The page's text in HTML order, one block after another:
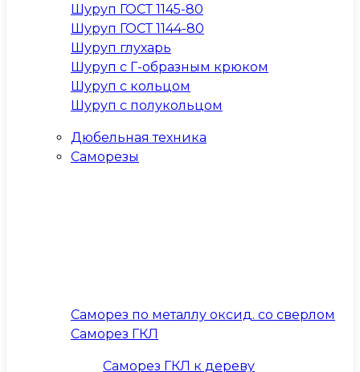
Шуруп ГОСТ 1145-80
Шуруп ГОСТ 1144-80
Шуруп глухарь
Шуруп с Г-образным крюком
Шуруп с кольцом
Шуруп с полукольцом
Дюбельная техника
Саморезы
Саморез по металлу оксид. со сверлом
Саморез ГКЛ
Саморез ГКЛ к дереву